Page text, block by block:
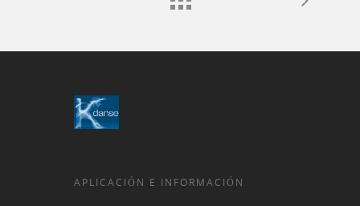
APLICACIÓN E INFORMACIÓN